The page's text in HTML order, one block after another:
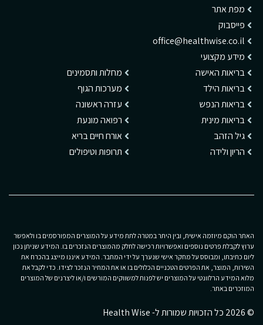
מפת אתר
פייסבוק
office@healthwise.co.il
מידע מקצועי
בריאות האישה
בריאות הילד
בריאות הנפש
בריאות מינית
גיל הזהב
הריון ולידה
מחלות ותסמינים
מערכות הגוף
עזרה ראשונה
רפואה מונעת
אורח חיים בריא
תרופות וטיפולים
האתר הוקם מיוזמה אישית, ובין היתר במטרה לתת מידע על המוצרים המפורסמים בו ולאפשר
ערוץ לקבלת פרטים נוספים ואפשרויות רכישה לחלק מהמוצרים הנזכרים בו. המידע שניתן נכון
ליום כתיבתו, ומבוסס על מחקר אישי שנערך על ידי המחבר. המידע איננו מייצג בהכרח את
השירות, המוצר, את הפרטים הטכניים הכלולים בו או את המחיר הנזכר לצידו. כדי לקבל את
מלוא המידע הרלוונטי על המוצרים יש לפנות למשווקים המורשים ו/או ליצרנים של המוצרים
המוזכרים באתר.
© 2026 כל הזכויות שמורות ל- Health Wise